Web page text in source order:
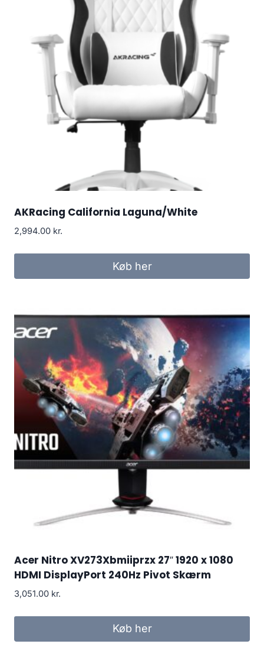
AKRacing California Laguna/White
2,994.00 kr.
Køb her
Acer Nitro XV273Xbmiiprzx 27″ 1920 x 1080
HDMI DisplayPort 240Hz Pivot Skærm
3,051.00 kr.
Køb her